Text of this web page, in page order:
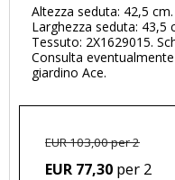
Altezza seduta: 42,5
Larghezza seduta: 43,5
Tessuto: 2X1629015.
Consulta
giardino Ace.
EUR 103,00 per 2
EUR 77,30 per 2